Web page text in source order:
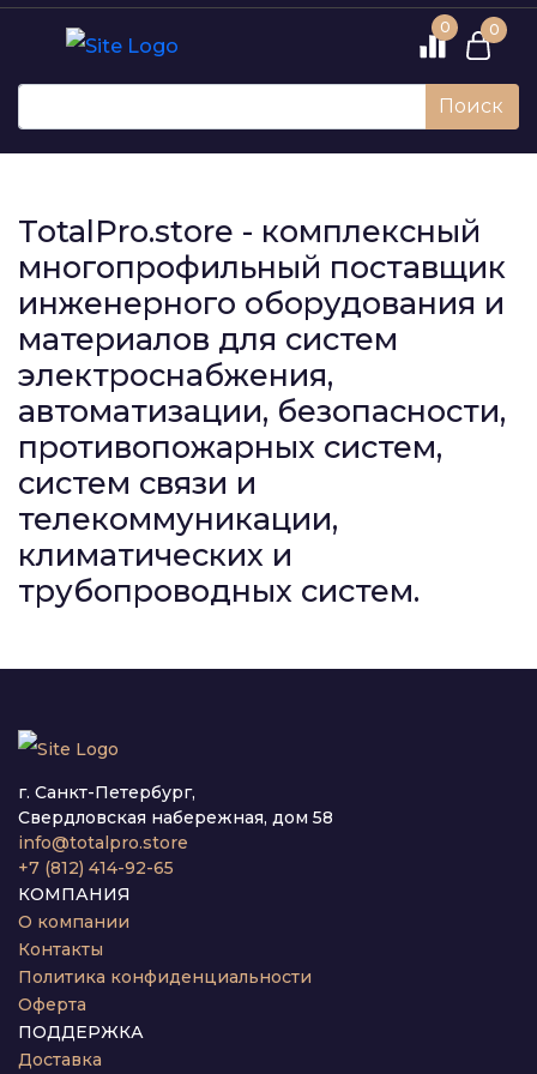
0 0
Поиск
TotalPro.store - комплексный
многопрофильный поставщик
инженерного оборудования и
материалов для систем
электроснабжения,
автоматизации, безопасности,
противопожарных систем,
систем связи и
телекоммуникации,
климатических и
трубопроводных систем.
г. Санкт-Петербург,
Свердловская набережная, дом 58
info@totalpro.store
+7 (812) 414-92-65
КОМПАНИЯ
О компании
Контакты
Политика конфиденциальности
Оферта
ПОДДЕРЖКА
Доставка